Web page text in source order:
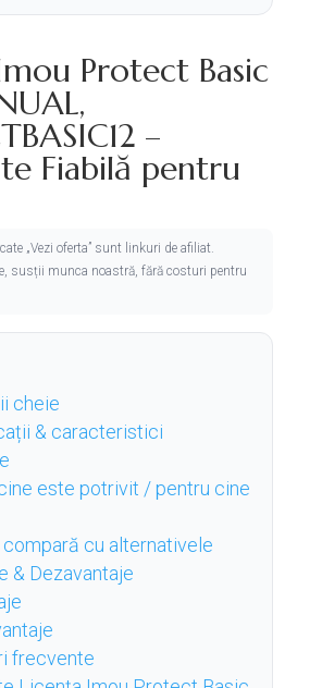
Protect Basic
–
Fiabilă pentru
„Vezi oferta” sunt linkuri de afiliat.
susții munca noastră, fără costuri pentru
cheie
& caracteristici
este potrivit / pentru cine
compară cu alternativele
& Dezavantaje
frecvente